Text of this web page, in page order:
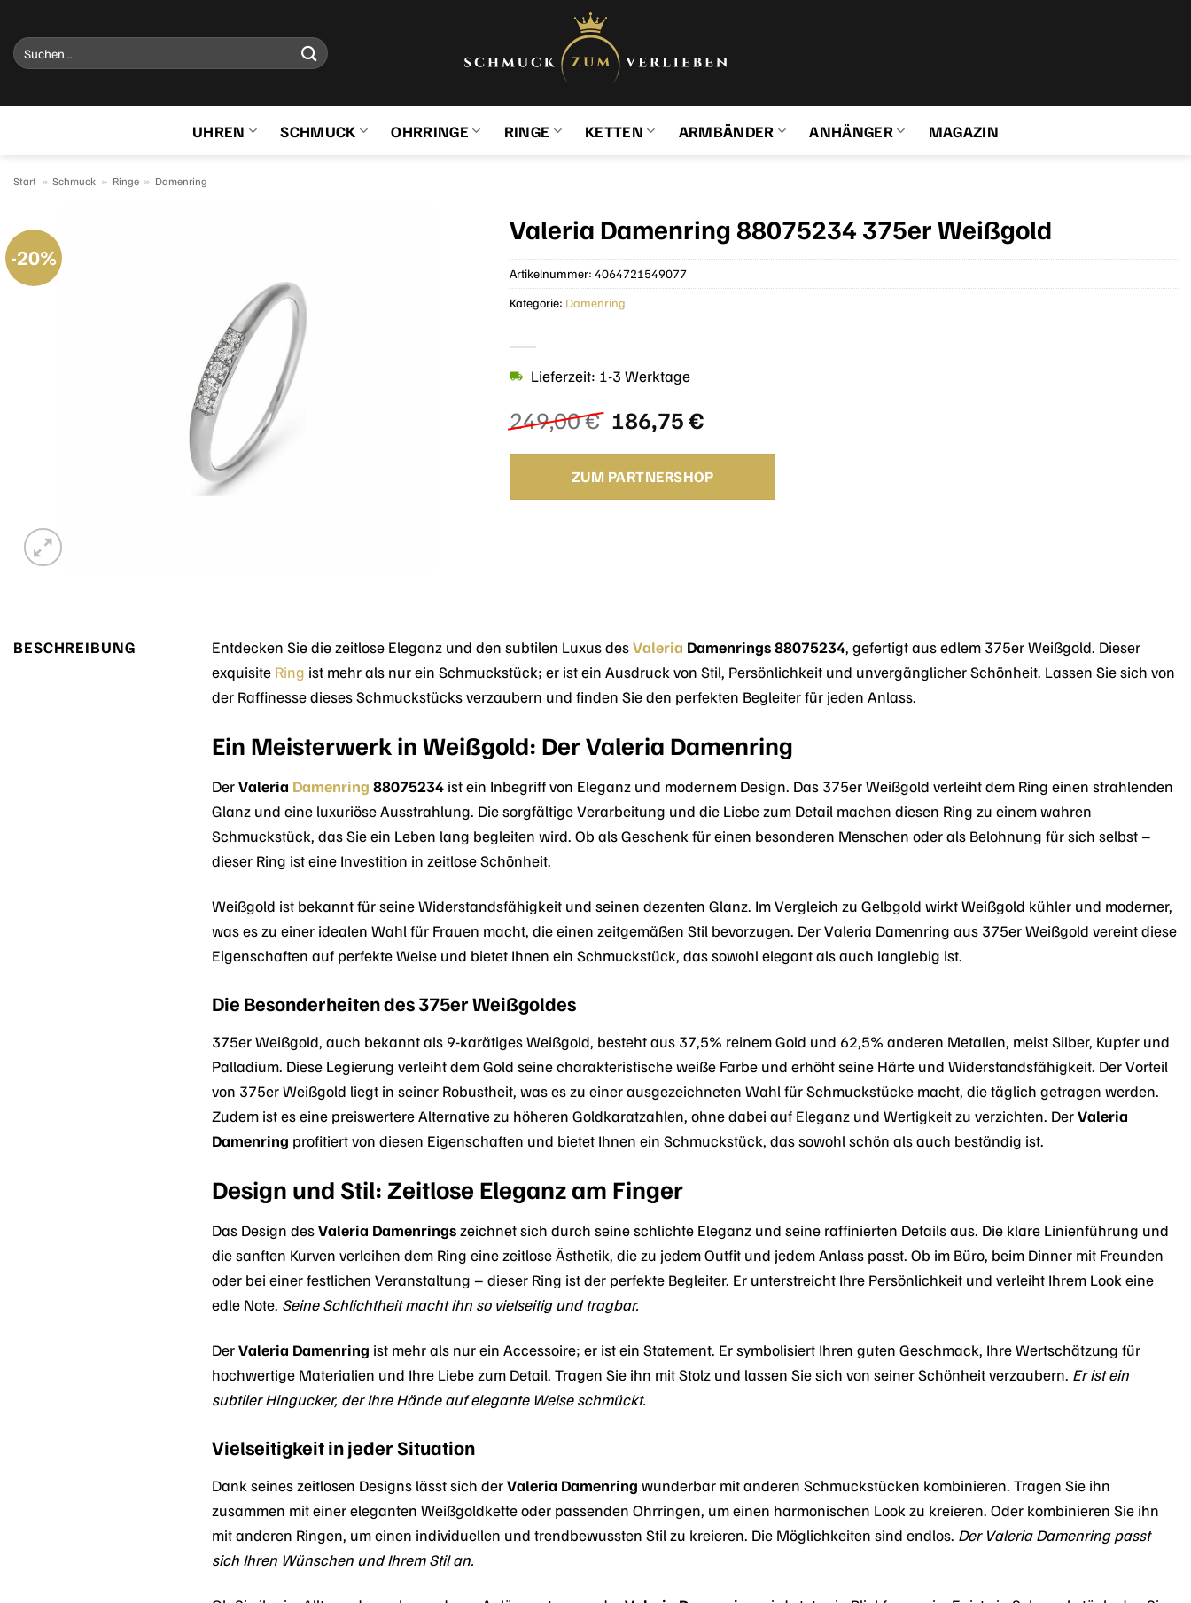
Inhalt
springen
Suchen
nach:
UHREN SCHMUCK OHRRINGE RINGE KETTEN ARMBÄNDER ANHÄNGER MAGAZIN
Start » Schmuck » Ringe » Damenring
-20%
Valeria Damenring 88075234 375er Weißgold
249,00€ Ursprünglicher
Preis
war:
249,00 €
186,75€Aktueller
ist:
186,75 €.
Lieferzeit: 1-3 Werktage
ZUM PARTNERSHOP
Artikelnummer: 4064721549077
Kategorie: Damenring
BESCHREIBUNG Entdecken Sie die zeitlose Eleganz und den subtilen Luxus desValeria Damenrings 88075234, gefertigt aus edlem 375er Weißgold. Dieser
exquisite Ring ist mehr als nur ein Schmuckstück; er ist ein Ausdruck von Stil, Persönlichkeit und unvergänglicher Schönheit. Lassen Sie sich von
der Raffinesse dieses Schmuckstücks verzaubern und finden Sie den perfekten Begleiter für jeden Anlass.
Ein Meisterwerk in Weißgold: Der Valeria Damenring
DerValeria Damenring 88075234 ist ein Inbegriff von Eleganz und modernem Design. Das 375er Weißgold verleiht dem Ring einen strahlenden
Glanz und eine luxuriöse Ausstrahlung. Die sorgfältige Verarbeitung und die Liebe zum Detail machen diesen Ring zu einem wahren
Schmuckstück, das Sie ein Leben lang begleiten wird. Ob als Geschenk für einen besonderen Menschen oder als Belohnung für sich selbst –
dieser Ring ist eine Investition in zeitlose Schönheit.
Weißgold ist bekannt für seine Widerstandsfähigkeit und seinen dezenten Glanz. Im Vergleich zu Gelbgold wirkt Weißgold kühler und moderner,
was es zu einer idealen Wahl für Frauen macht, die einen zeitgemäßen Stil bevorzugen. Der Valeria Damenring aus 375er Weißgold vereint diese
Eigenschaften auf perfekte Weise und bietet Ihnen ein Schmuckstück, das sowohl elegant als auch langlebig ist.
Die Besonderheiten des 375er Weißgoldes
375er Weißgold, auch bekannt als 9-karätiges Weißgold, besteht aus 37,5% reinem Gold und 62,5% anderen Metallen, meist Silber, Kupfer und
Palladium. Diese Legierung verleiht dem Gold seine charakteristische weiße Farbe und erhöht seine Härte und Widerstandsfähigkeit. Der Vorteil
von 375er Weißgold liegt in seiner Robustheit, was es zu einer ausgezeichneten Wahl für Schmuckstücke macht, die täglich getragen werden.
Zudem ist es eine preiswertere Alternative zu höheren Goldkaratzahlen, ohne dabei auf Eleganz und Wertigkeit zu verzichten. DerValeria
Damenring profitiert von diesen Eigenschaften und bietet Ihnen ein Schmuckstück, das sowohl schön als auch beständig ist.
Design und Stil: Zeitlose Eleganz am Finger
Das Design desValeria Damenringszeichnet sich durch seine schlichte Eleganz und seine raffinierten Details aus. Die klare Linienführung und
die sanften Kurven verleihen dem Ring eine zeitlose Ästhetik, die zu jedem Outfit und jedem Anlass passt. Ob im Büro, beim Dinner mit Freunden
oder bei einer festlichen Veranstaltung – dieser Ring ist der perfekte Begleiter. Er unterstreicht Ihre Persönlichkeit und verleiht Ihrem Look eine
edle Note. Seine Schlichtheit macht ihn so vielseitig und tragbar.
DerValeria Damenring ist mehr als nur ein Accessoire; er ist ein Statement. Er symbolisiert Ihren guten Geschmack, Ihre Wertschätzung für
hochwertige Materialien und Ihre Liebe zum Detail. Tragen Sie ihn mit Stolz und lassen Sie sich von seiner Schönheit verzaubern. Er ist ein
subtiler Hingucker, der Ihre Hände auf elegante Weise schmückt.
Vielseitigkeit in jeder Situation
Dank seines zeitlosen Designs lässt sich derValeria Damenring wunderbar mit anderen Schmuckstücken kombinieren. Tragen Sie ihn
zusammen mit einer eleganten Weißgoldkette oder passenden Ohrringen, um einen harmonischen Look zu kreieren. Oder kombinieren Sie ihn
mit anderen Ringen, um einen individuellen und trendbewussten Stil zu kreieren. Die Möglichkeiten sind endlos. Der Valeria Damenring passt
sich Ihren Wünschen und Ihrem Stil an.